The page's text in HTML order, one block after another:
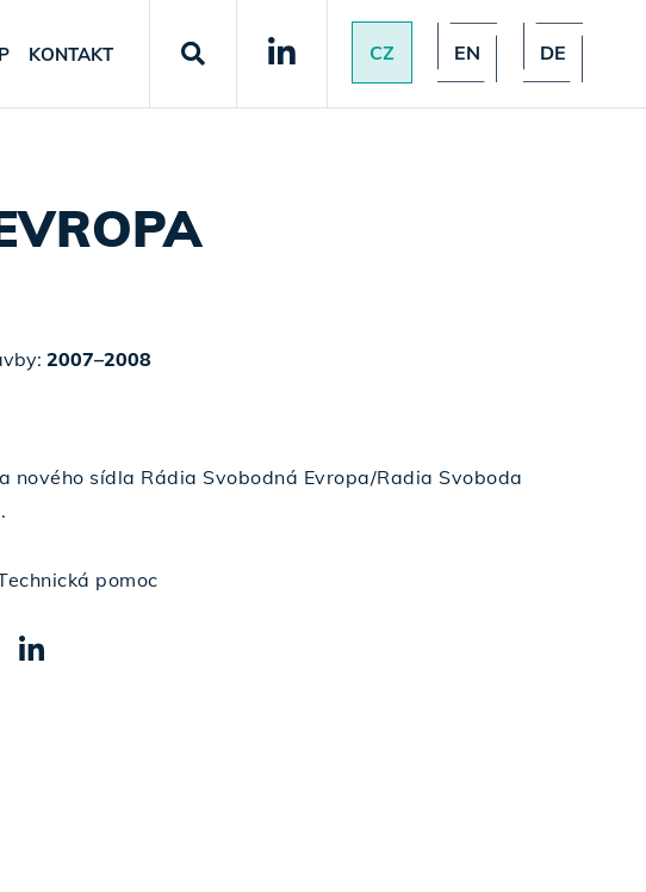
KONTAKT CZ EN DE
2007–2008
nového sídla Rádia Svobodná Evropa/Radia Svoboda
pomoc